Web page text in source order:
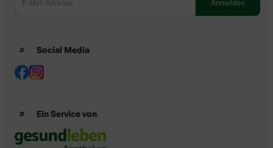
Social Media
Ein Service von